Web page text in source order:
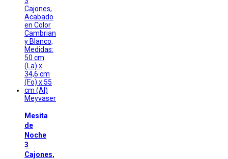
Meyvaser
Mesita
de
Noche
3
Cajones,